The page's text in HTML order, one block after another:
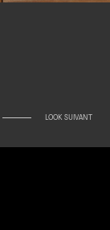
LOOK SUIVANT